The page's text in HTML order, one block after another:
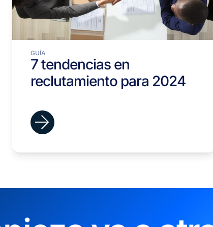
GUÍA
7 tendencias en
reclutamiento para 2024